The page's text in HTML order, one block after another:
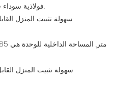
فولاذية سوداء فقط ، والتي ستصدر بسهولة شديدة.